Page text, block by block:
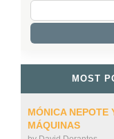
MOST
MÓNICA NEPOTE
MÁQUINAS